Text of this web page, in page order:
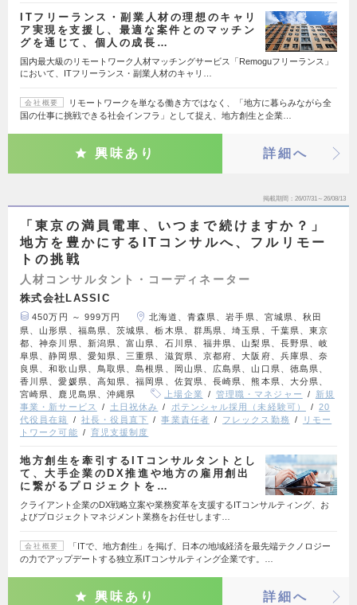
ITフリーランス・副業人材の理想のキャリ
ア実現を支援し、最適な案件とのマッチン
グを通じて、個人の成長…
国内最大級のリモートワーク人材マッチングサービス「Remoguフリーランス」
において、ITフリーランス・副業人材のキャリ…
会社概要
リモートワークを単なる働き方ではなく、「地方に暮らみながら全
国の仕事に挑戦できる社会インフラ」として捉え、地方創生と企業…
興味あり 詳細へ
掲載期間 26/07/31～26/08/13
「東京の満員電車、いつまで続けますか？」
地方を豊かにするITコンサルへ、フルリモー
トの挑戦
人材コンサルタント・コーディネーター
株式会社LASSIC
450万円 ～ 999万円
北海道、青森県、岩手県、宮城県、秋田
県、山形県、福島県、茨城県、栃木県、群馬県、埼玉県、千葉県、東京
都、神奈川県、新潟県、富山県、石川県、福井県、山梨県、長野県、岐
阜県、静岡県、愛知県、三重県、滋賀県、京都府、大阪府、兵庫県、奈
良県、和歌山県、鳥取県、島根県、岡山県、広島県、山口県、徳島県、
香川県、愛媛県、高知県、福岡県、佐賀県、長崎県、熊本県、大分県、
宮崎県、鹿児島県、沖縄県
上場企業 管理職・マネジャー
新規
事業・新サービス
土日祝休み ポテンシャル採用（未経験可）
20
代役員在籍
社長・役員直下 事業責任者 フレックス勤務
リモー
トワーク可能
育児支援制度
地方創生を牽引するITコンサルタントとし
て、大手企業のDX推進や地方の雇用創出
に繋がるプロジェクトを…
クライアント企業のDX戦略立案や業務変革を支援するITコンサルティング、お
よびプロジェクトマネジメント業務をお任せします…
会社概要
「ITで、地方創生」を掲げ、日本の地域経済を最先端テクノロジー
の力でアップデートする独立系ITコンサルティング企業です。…
興味あり 詳細へ